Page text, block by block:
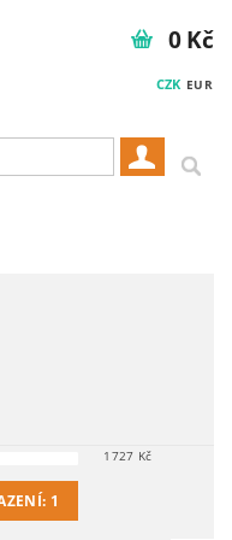
CZK EUR
0 Kč
1727 Kč
1